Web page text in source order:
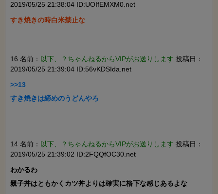
2019/05/25 21:38:04 ID:UOIfEMXM0.net
すき焼きの時白米禁止な
16 名前： 以下、？ちゃんねるからVIPがお送りします 投稿日：
2019/05/25 21:39:04 ID:56vKDSIda.net
>>13
すき焼きは締めのうどんやろ
14 名前： 以下、？ちゃんねるからVIPがお送りします 投稿日：
2019/05/25 21:39:02 ID:2FQQfOC30.net
わかるわ
親子丼はともかくカツ丼よりは確実に格下な感じあるよな